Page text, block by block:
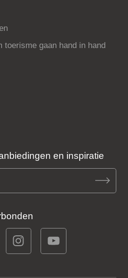
toerisme gaan hand in hand
en inspiratie